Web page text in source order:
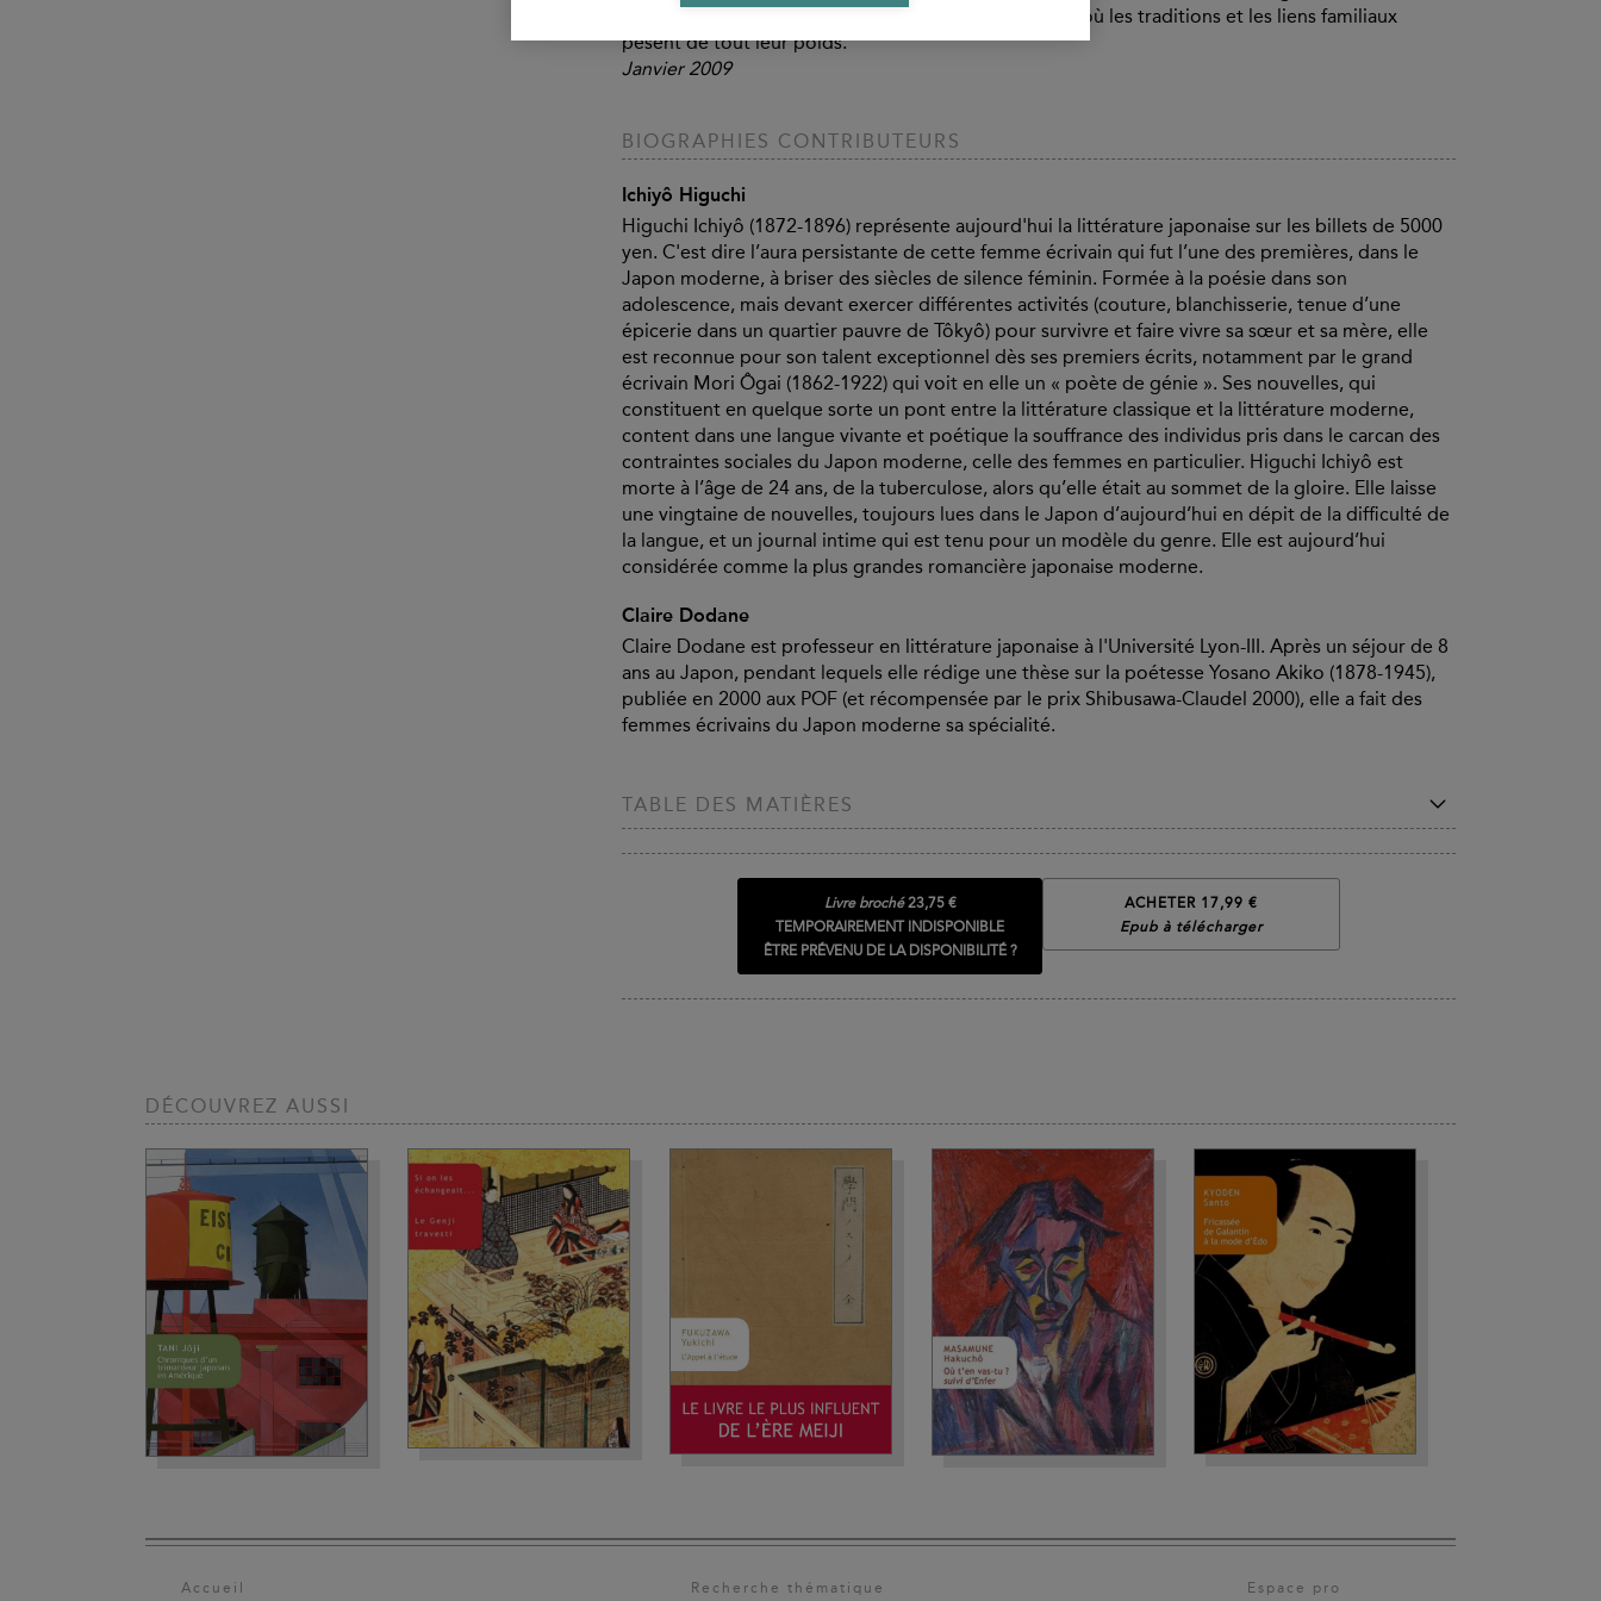
maîtrise. L'observation du réel les nourrit. Un monde où les traditions et les liens familiaux
pèsent de tout leur poids.
Janvier 2009
BIOGRAPHIES CONTRIBUTEURS
Ichiyô Higuchi
Higuchi Ichiyô (1872-1896) représente aujourd'hui la littérature japonaise sur les billets de 5000
yen. C'est dire l’aura persistante de cette femme écrivain qui fut l’une des premières, dans le
Japon moderne, à briser des siècles de silence féminin. Formée à la poésie dans son
adolescence, mais devant exercer différentes activités (couture, blanchisserie, tenue d’une
épicerie dans un quartier pauvre de Tôkyô) pour survivre et faire vivre sa sœur et sa mère, elle
est reconnue pour son talent exceptionnel dès ses premiers écrits, notamment par le grand
écrivain Mori Ôgai (1862-1922) qui voit en elle un « poète de génie ». Ses nouvelles, qui
constituent en quelque sorte un pont entre la littérature classique et la littérature moderne,
content dans une langue vivante et poétique la souffrance des individus pris dans le carcan des
contraintes sociales du Japon moderne, celle des femmes en particulier. Higuchi Ichiyô est
morte à l’âge de 24 ans, de la tuberculose, alors qu’elle était au sommet de la gloire. Elle laisse
une vingtaine de nouvelles, toujours lues dans le Japon d’aujourd’hui en dépit de la difficulté de
la langue, et un journal intime qui est tenu pour un modèle du genre. Elle est aujourd’hui
considérée comme la plus grandes romancière japonaise moderne.
Claire Dodane
Claire Dodane est professeur en littérature japonaise à l'Université Lyon-III. Après un séjour de 8
ans au Japon, pendant lequels elle rédige une thèse sur la poétesse Yosano Akiko (1878-1945),
publiée en 2000 aux POF (et récompensée par le prix Shibusawa-Claudel 2000), elle a fait des
femmes écrivains du Japon moderne sa spécialité.
TABLE DES MATIÈRES
Livre broché 23,75 €
TEMPORAIREMENT INDISPONIBLE
ÊTRE PRÉVENU DE LA DISPONIBILITÉ ?
ACHETER 17,99 €
Epub à télécharger
DÉCOUVREZ AUSSI
Accueil Recherche thématique Espace pro